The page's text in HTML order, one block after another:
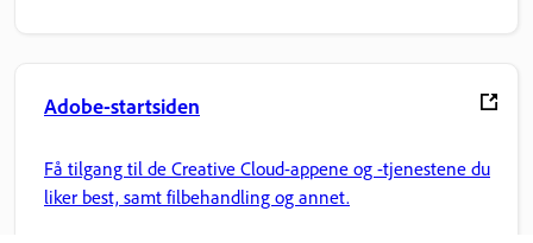
Adobe-startsiden
Få tilgang til de Creative Cloud-appene og -tjenestene du
liker best, samt filbehandling og annet.